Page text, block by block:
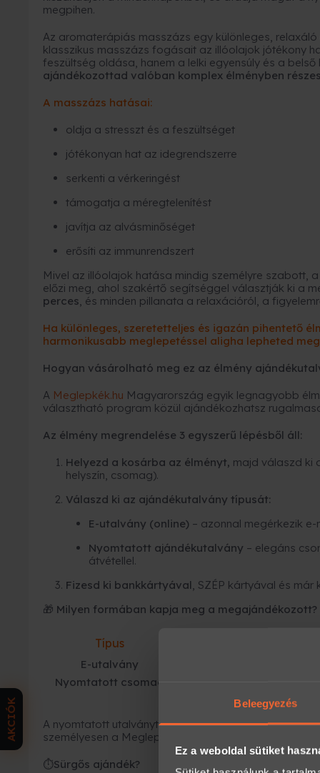
Beleegyezés
Ez a weboldal sütiket
megpihen.
Az aromaterápiás masszázs egy különleges,
klasszikus masszázs fogásait az illóolajok jótékony
feszültség oldása, hanem a lelki egyensúly és a
ajándékozottad valóban komplex élményben
A masszázs hatásai:
oldja a stresszt és a feszültséget
jótékonyan hat az idegrendszerre
serkenti a vérkeringést
támogatja a méregtelenítést
javítja az alvásminőséget
erősíti az immunrendszert
Mivel az illóolajok hatása mindig személyre szabott,
előzi meg, ahol szakértő segítséggel választják ki a
perces, és minden pillanata a relaxációról, a
Ha különleges, szeretetteljes és igazán pihentető
harmonikusabb meglepetéssel aligha lepheted
Hogyan vásárolható meg ez az élmény
A Meglepkék.hu Magyarország egyik legnagyobb
választható program közül ajándékozhatsz
Az élmény megrendelése 3 egyszerű lépésből áll:
Helyezd a kosárba az élményt, majd válaszd ki
helyszín, csomag).
Válaszd ki az ajándékutalvány típusát:
E-utalvány (online) – azonnal megérkezik e-
Nyomtatott ajándékutalvány – elegáns
átvétellel.
Fizesd ki bankkártyával, SZÉP kártyával és már
🎁 Milyen formában kapja meg a megajándékozott?
Típus
E-utalvány
Nyomtatott csomag
A nyomtatott utalványt kollégáink becsomagolják, és
személyesen a Meglepkék irodájában.
⏱Sürgős ajándék?
AKCIÓK